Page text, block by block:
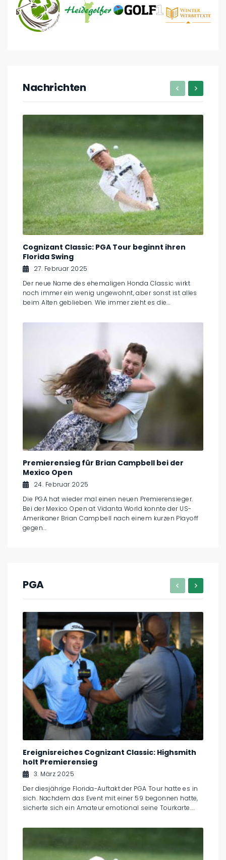
Nachrichten
Cognizant Classic: PGA Tour beginnt ihren
Florida Swing
27. Februar 2025
Der neue Name des ehemaligen Honda Classic wirkt
noch immer ein wenig ungewohnt, aber sonst ist alles
beim Alten geblieben. Wie immer zieht es die...
Premierensieg für Brian Campbell bei der
Mexico Open
24. Februar 2025
Die PGA hat wieder mal einen neuen Premierensieger.
Bei der Mexico Open at Vidanta World konnte der US-
Amerikaner Brian Campbell nach einem kurzen Playoff
gegen...
PGA
Ereignisreiches Cognizant Classic: Highsmith
holt Premierensieg
3. März 2025
Der diesjährige Florida-Auftakt der PGA Tour hatte es in
sich. Nachdem das Event mit einer 59 begonnen hatte,
sicherte sich ein Amateur emotional seine Tourkarte....